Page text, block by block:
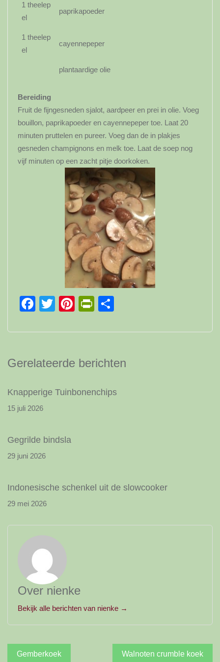
1 theelep
el
paprikapoeder
1 theelep
el
cayennepeper
plantaardige olie
Bereiding
Fruit de fijngesneden sjalot, aardpeer en prei in olie. Voeg
bouillon, paprikapoeder en cayennepeper toe. Laat 20
minuten pruttelen en pureer. Voeg dan de in plakjes
gesneden champignons en melk toe. Laat de soep nog
vijf minuten op een zacht pitje doorkoken.
Facebook
Twitter
Pinterest
PrintFriendly
Gerelateerde berichten
Knapperige Tuinbonenchips
15 juli 2026
Gegrilde bindsla
29 juni 2026
Indonesische schenkel uit de slowcooker
29 mei 2026
Over nienke
Bekijk alle berichten van nienke →
Bericht
Gemberkoek Walnoten crumble koek